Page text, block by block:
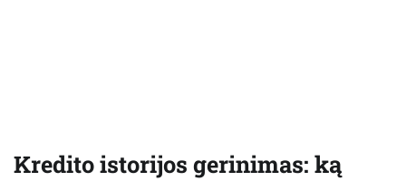
Kredito istorijos gerinimas: ką